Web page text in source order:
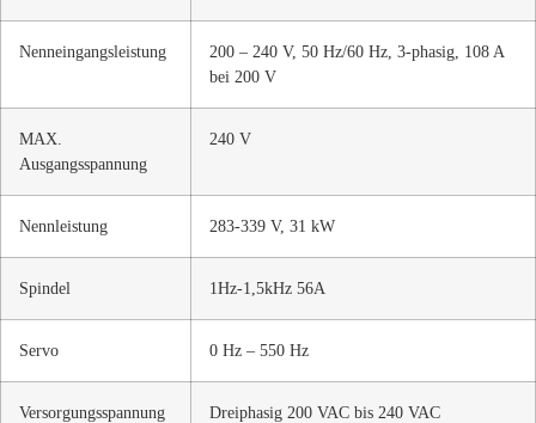
Nenneingangsleistung
200 – 240 V, 50 Hz/60 Hz, 3-phasig, 108 A
bei 200 V
MAX.
Ausgangsspannung
240 V
Nennleistung 283-339 V, 31 kW
Spindel 1Hz-1,5kHz 56A
Servo 0 Hz – 550 Hz
Versorgungsspannung
Dreiphasig 200 VAC bis 240 VAC